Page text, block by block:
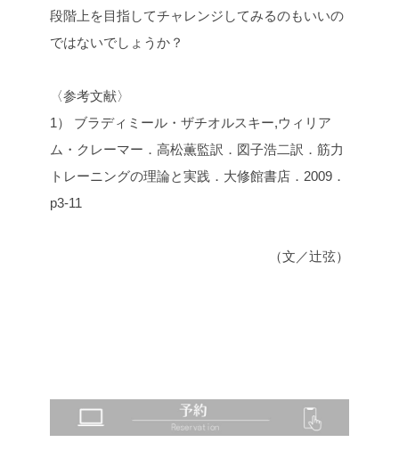
段階上を目指してチャレンジしてみるのもいいの
ではないでしょうか？
〈参考文献〉
1） ブラディミール・ザチオルスキー,ウィリア
ム・クレーマー．高松薫監訳．図子浩二訳．筋力
トレーニングの理論と実践．大修館書店．2009．
p3-11
（文／辻弦）